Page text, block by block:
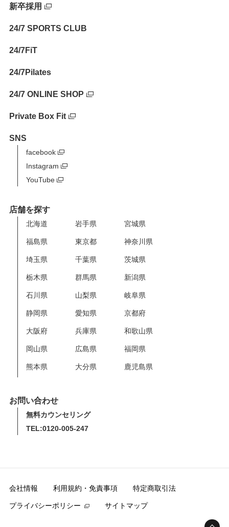
新卒採用
24/7 SPORTS CLUB
24/7FiT
24/7Pilates
24/7 ONLINE SHOP
Private Box Fit
SNS
facebook
Instagram
YouTube
店舗を探す
北海道 岩手県 宮城県
福島県 東京都 神奈川県
埼玉県 千葉県 茨城県
栃木県 群馬県 新潟県
石川県 山梨県 岐阜県
静岡県 愛知県 京都府
大阪府 兵庫県 和歌山県
岡山県 広島県 福岡県
熊本県 大分県 鹿児島県
お問い合わせ
無料カウンセリング
TEL:0120-005-247
会社情報 利用規約・免責事項 特定商取引法
プライバシーポリシー サイトマップ